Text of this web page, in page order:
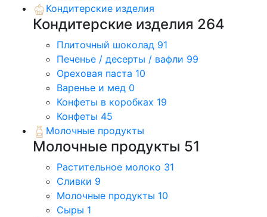
Кондитерские изделия
Кондитерские изделия 264
Плиточный шоколад 91
Печенье / десерты / вафли 99
Ореховая паста 10
Варенье и мед 0
Конфеты в коробках 19
Конфеты 45
Молочные продукты
Молочные продукты 51
Растительное молоко 31
Сливки 9
Молочные продукты 10
Сыры 1